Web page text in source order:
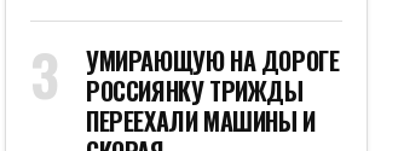
УМИРАЮЩУЮ НА ДОРОГЕ
РОССИЯНКУ ТРИЖДЫ
ПЕРЕЕХАЛИ МАШИНЫ И